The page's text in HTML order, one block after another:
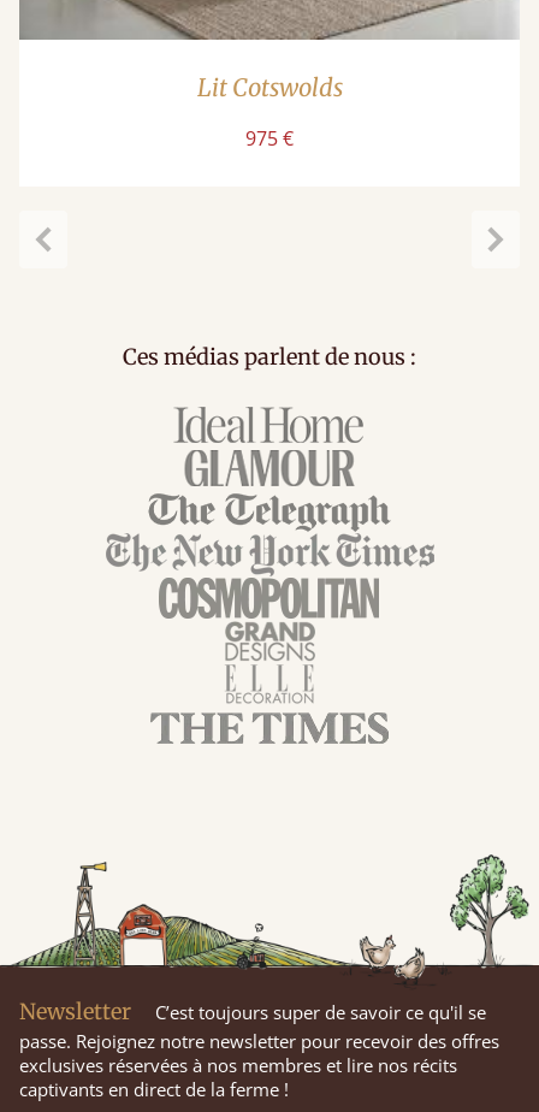
Lit Cotswolds
975 €
Ces médias parlent de nous :
Newsletter
C’est toujours super de savoir ce qu'il se
passe. Rejoignez notre newsletter pour recevoir des offres
exclusives réservées à nos membres et lire nos récits
captivants en direct de la ferme !